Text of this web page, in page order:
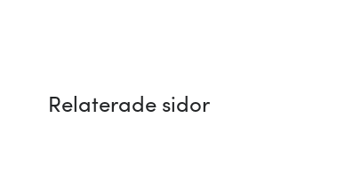
Relaterade sidor